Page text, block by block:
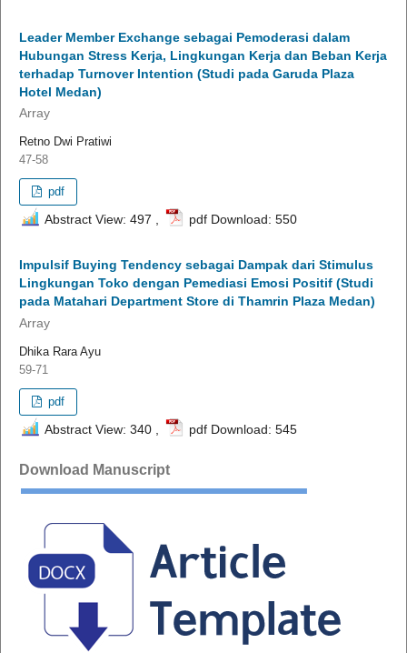
Leader Member Exchange sebagai Pemoderasi dalam
Hubungan Stress Kerja, Lingkungan Kerja dan Beban Kerja
terhadap Turnover Intention (Studi pada Garuda Plaza
Hotel Medan)
Array
Retno Dwi Pratiwi
47-58
pdf
Abstract View: 497 , pdf Download: 550
Impulsif Buying Tendency sebagai Dampak dari Stimulus
Lingkungan Toko dengan Pemediasi Emosi Positif (Studi
pada Matahari Department Store di Thamrin Plaza Medan)
Array
Dhika Rara Ayu
59-71
pdf
Abstract View: 340 , pdf Download: 545
Download Manuscript